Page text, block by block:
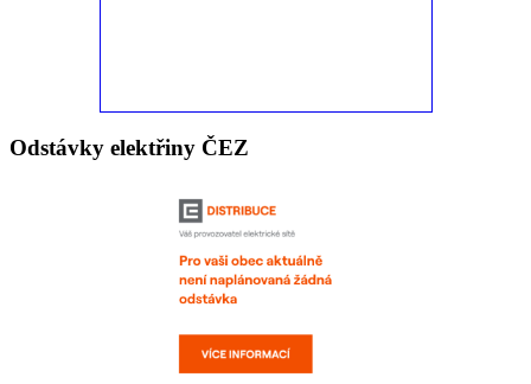
Odstávky elektřiny ČEZ